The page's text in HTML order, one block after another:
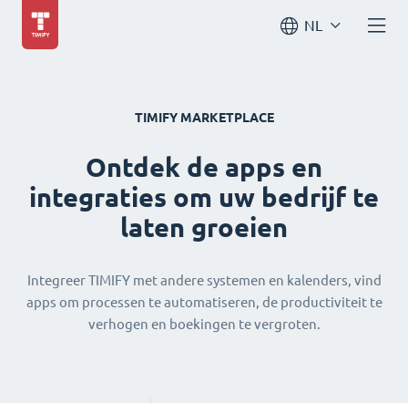
NL
TIMIFY MARKETPLACE
Ontdek de apps en
integraties om uw bedrijf te
laten groeien
Integreer TIMIFY met andere systemen en kalenders, vind
apps om processen te automatiseren, de productiviteit te
verhogen en boekingen te vergroten.